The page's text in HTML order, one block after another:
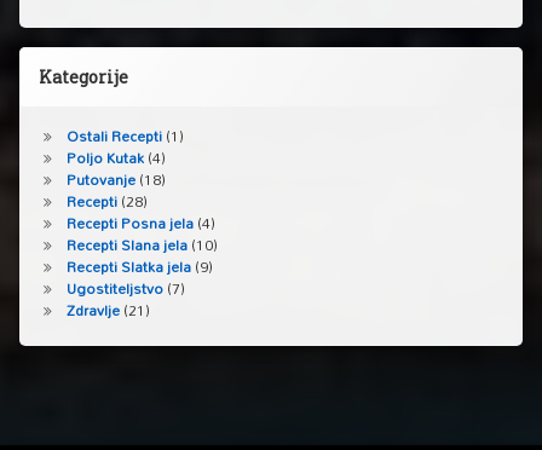
Kategorije
Ostali Recepti(1)
Poljo Kutak(4)
Putovanje(18)
Recepti(28)
Recepti Posna jela(4)
Recepti Slana jela(10)
Recepti Slatka jela(9)
Ugostiteljstvo(7)
Zdravlje(21)